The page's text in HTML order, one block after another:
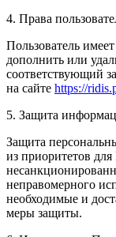
4. Права
Пользователь
дополнить или
соответствующий
на сайте https://
5. Защита
Защита
из приоритетов
неправомерного
необходимые и
меры защиты.